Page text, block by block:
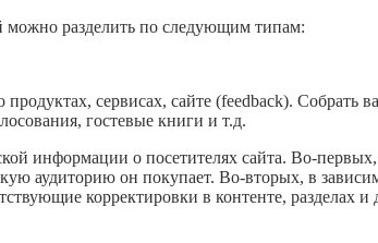
можно разделить по следующим типам:
сервисах, сайте (feedback).
гостевые книги и т.д.
информации о посетителях сайта. Во-
аудиторию он покупает. Во-вторых, в
корректировки в контенте,